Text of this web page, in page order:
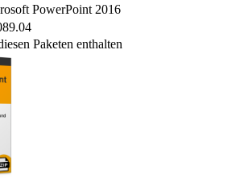
PowerPoint 2016
Paketen enthalten